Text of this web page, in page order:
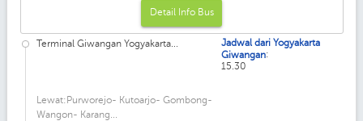
Detail Info Bus
Terminal Giwangan Yogyakarta...
Lewat:Purworejo- Kutoarjo- Gombong-
Wangon- Karang...
Jadwal dari Yogyakarta
Giwangan:
15.30